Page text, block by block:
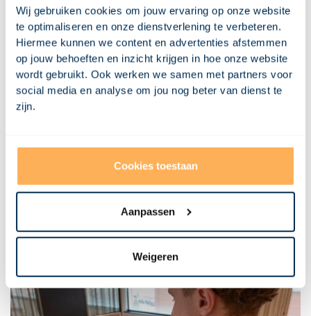
Wij gebruiken cookies om jouw ervaring op onze website
te optimaliseren en onze dienstverlening te verbeteren.
Hiermee kunnen we content en advertenties afstemmen
op jouw behoeften en inzicht krijgen in hoe onze website
wordt gebruikt. Ook werken we samen met partners voor
social media en analyse om jou nog beter van dienst te
zijn.
Cookies toestaan
Aanpassen
Weigeren
hoogte te zijn van de geldende regels en kosten. Zorg ervoor dat
je je goed laat informeren en dat je alle benodigde vergunningen
en documenten op orde hebt voordat je aan de slag gaat. Zo
voorkom je problemen en kun je optimaal profiteren van je
vastgoedinvestering. Wil je weten wat de verschillen zijn tussen
een bouwkundige- en kadastrale splitsing? Bekijk dan onze blog
Wat is het verschil tussen een bouwkundige- en kadastrale
splitsing van een woning?
voor jouw pand? Plan dan vrijblijvend een afspraak in.
Misschien vind je dit ook
Bekijk al onze blogposts